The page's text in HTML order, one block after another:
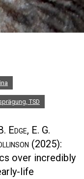
TSD
Edge, E. G.
(2025):
over incredibly
life